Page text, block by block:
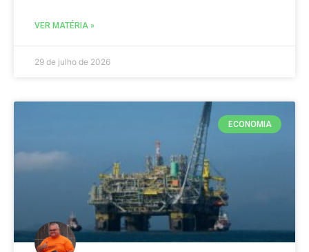
VER MATÉRIA »
29 de julho de 2026
ECONOMIA